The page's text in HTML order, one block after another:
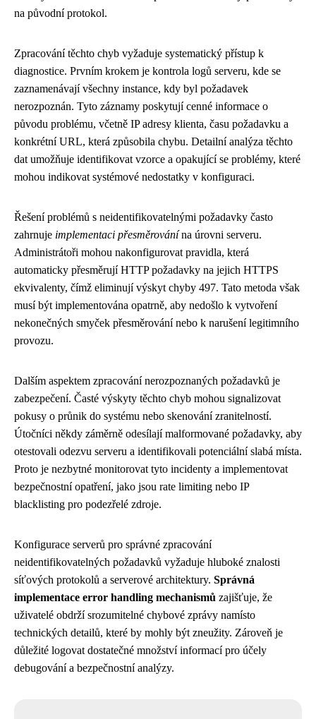
na původní protokol.
Zpracování těchto chyb vyžaduje systematický přístup k
diagnostice. Prvním krokem je kontrola logů serveru, kde se
zaznamenávají všechny instance, kdy byl požadavek
nerozpoznán. Tyto záznamy poskytují cenné informace o
původu problému, včetně IP adresy klienta, času požadavku a
konkrétní URL, která způsobila chybu. Detailní analýza těchto
dat umožňuje identifikovat vzorce a opakující se problémy, které
mohou indikovat systémové nedostatky v konfiguraci.
Řešení problémů s neidentifikovatelnými požadavky často
zahrnuje implementaci přesměrovánína úrovni serveru.
Administrátoři mohou nakonfigurovat pravidla, která
automaticky přesměrují HTTP požadavky na jejich HTTPS
ekvivalenty, čímž eliminují výskyt chyby 497. Tato metoda však
musí být implementována opatrně, aby nedošlo k vytvoření
nekonečných smyček přesměrování nebo k narušení legitimního
provozu.
Dalším aspektem zpracování nerozpoznaných požadavků je
zabezpečení. Časté výskyty těchto chyb mohou signalizovat
pokusy o průnik do systému nebo skenování zranitelností.
Útočníci někdy záměrně odesílají malformované požadavky, aby
otestovali odezvu serveru a identifikovali potenciální slabá místa.
Proto je nezbytné monitorovat tyto incidenty a implementovat
bezpečnostní opatření, jako jsou rate limiting nebo IP
blacklisting pro podezřelé zdroje.
Konfigurace serverů pro správné zpracování
neidentifikovatelných požadavků vyžaduje hluboké znalosti
síťových protokolů a serverové architektury. Správná
implementace error handling mechanismů zajišťuje, že
uživatelé obdrží srozumitelné chybové zprávy namísto
technických detailů, které by mohly být zneužity. Zároveň je
důležité logovat dostatečné množství informací pro účely
debugování a bezpečnostní analýzy.